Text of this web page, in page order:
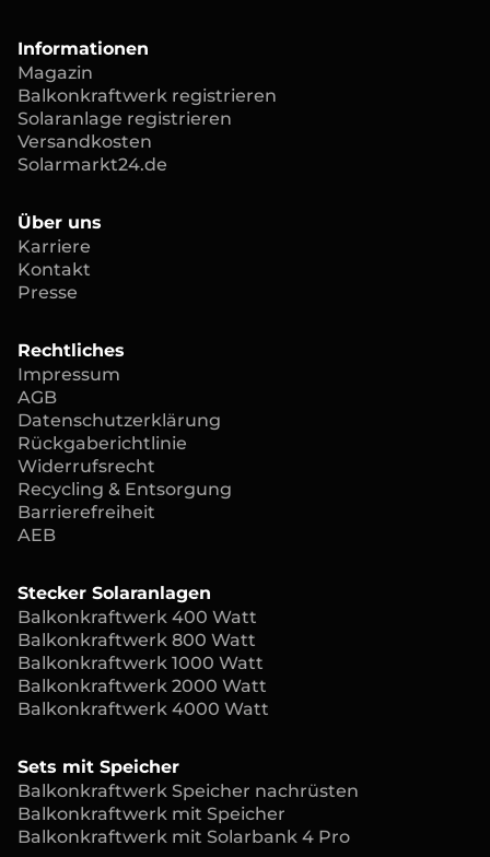
Informationen
Magazin
Balkonkraftwerk registrieren
Solaranlage registrieren
Versandkosten
Solarmarkt24.de
Über uns
Karriere
Kontakt
Presse
Rechtliches
Impressum
AGB
Datenschutzerklärung
Rückgaberichtlinie
Widerrufsrecht
Recycling & Entsorgung
Barrierefreiheit
AEB
Stecker Solaranlagen
Balkonkraftwerk 400 Watt
Balkonkraftwerk 800 Watt
Balkonkraftwerk 1000 Watt
Balkonkraftwerk 2000 Watt
Balkonkraftwerk 4000 Watt
Sets mit Speicher
Balkonkraftwerk Speicher nachrüsten
Balkonkraftwerk mit Speicher
Balkonkraftwerk mit Solarbank 4 Pro